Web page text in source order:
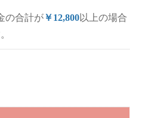
の合計が￥12,800以上の場合